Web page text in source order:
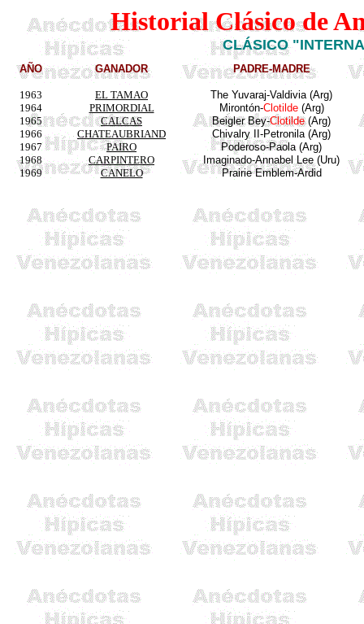
Historial Clásico de
CLÁSICO
AÑO GANADOR PADRE-MADRE
1963 EL TAMAO The Yuvaraj-Valdivia (Arg)
1964
PRIMORDIAL Mirontón-Clotilde (Arg)
1965
CALCAS Beigler Bey-Clotilde(Arg)
1966
CHATEAUBRIAND Chivalry II-Petronila (Arg)
1967
PAIRO
Poderoso-Paola (Arg)
1968
CARPINTERO Imaginado-Annabel Lee (Uru)
1969
CANELO Prairie Emblem-Ardid